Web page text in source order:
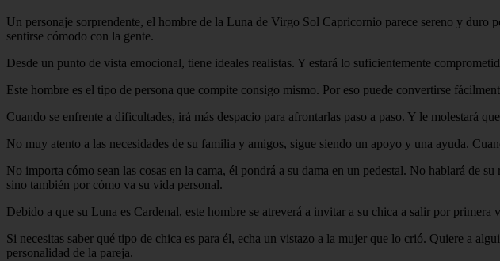
Un personaje sorprendente, el hombre de la Luna de Virgo Sol Capricornio parece sereno y
sentirse cómodo con la gente.
Desde un punto de vista emocional, tiene ideales realistas. Y estará lo suficientemente
Este hombre es el tipo de persona que compite consigo mismo. Por eso puede convertirse
Cuando se enfrente a dificultades, irá más despacio para afrontarlas paso a paso. Y le molestará
No muy atento a las necesidades de su familia y amigos, sigue siendo un apoyo y una ayuda.
No importa cómo sean las cosas en la cama, él pondrá a su dama en un pedestal. No hablará de
sino también por cómo va su vida personal.
Debido a que su Luna es Cardenal, este hombre se atreverá a invitar a su chica a salir por
Si necesitas saber qué tipo de chica es para él, echa un vistazo a la mujer que lo crió. Quiere a
personalidad de la pareja.